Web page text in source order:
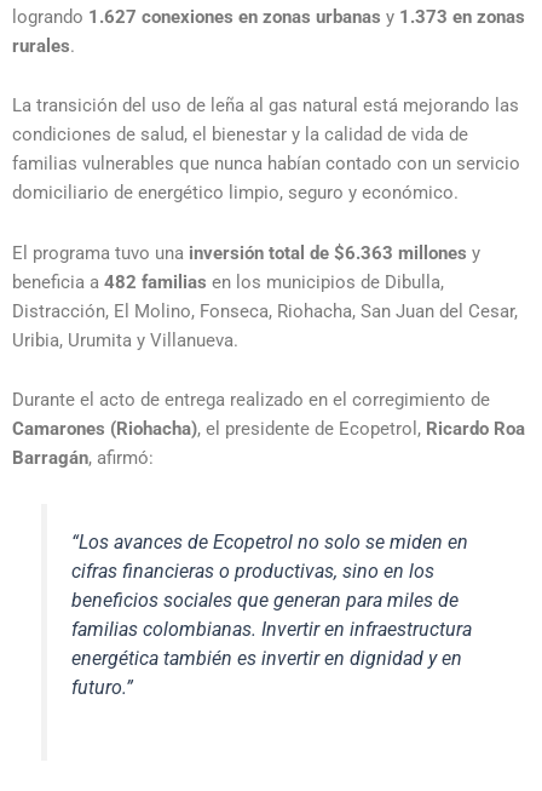
logrando 1.627 conexiones en zonas urbanas y 1.373 en zonas
rurales.
La transición del uso de leña al gas natural está mejorando las
condiciones de salud, el bienestar y la calidad de vida de
familias vulnerables que nunca habían contado con un servicio
domiciliario de energético limpio, seguro y económico.
El programa tuvo una inversión total de $6.363 millones y
beneficia a 482 familias en los municipios de Dibulla,
Distracción, El Molino, Fonseca, Riohacha, San Juan del Cesar,
Uribia, Urumita y Villanueva.
Durante el acto de entrega realizado en el corregimiento de
Camarones (Riohacha), el presidente de Ecopetrol, Ricardo Roa
Barragán, afirmó:
“Los avances de Ecopetrol no solo se miden en
cifras financieras o productivas, sino en los
beneficios sociales que generan para miles de
familias colombianas. Invertir en infraestructura
energética también es invertir en dignidad y en
futuro.”